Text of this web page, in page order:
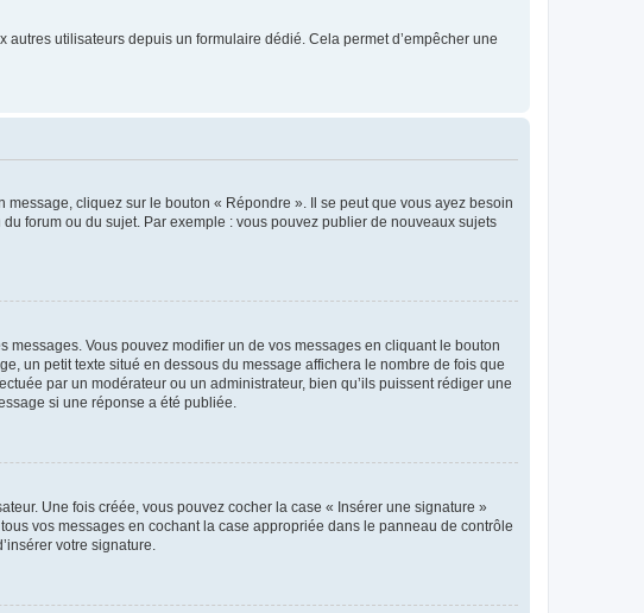
utilisateurs depuis un formulaire dédié. Cela permet d’empêcher une
cliquez sur le bouton « Répondre ». Il se peut que vous ayez besoin
forum ou du sujet. Par exemple : vous pouvez publier de nouveaux sujets
Vous pouvez modifier un de vos messages en cliquant le bouton
un petit texte situé en dessous du message affichera le nombre de fois que
par un modérateur ou un administrateur, bien qu’ils puissent rédiger une
si une réponse a été publiée.
Une fois créée, vous pouvez cocher la case « Insérer une signature »
vos messages en cochant la case appropriée dans le panneau de contrôle
votre signature.